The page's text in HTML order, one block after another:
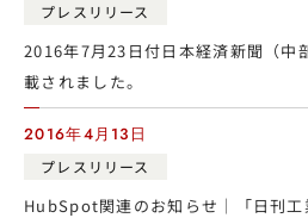
プレスリリース
2016年7月23日付日本経済新聞（中
載されました。
2016年4月13日
プレスリリース
HubSpot関連のお知らせ｜「日刊